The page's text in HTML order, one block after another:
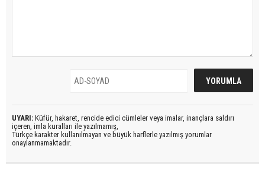
UYARI: Küfür, hakaret, rencide edici cümleler veya imalar, inançlara saldırı
içeren, imla kuralları ile yazılmamış,
Türkçe karakter kullanılmayan ve büyük harflerle yazılmış yorumlar
onaylanmamaktadır.